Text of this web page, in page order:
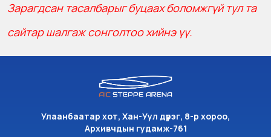
Зарагдсан тасалбарыг буцаах боломжгүй тул та
сайтар шалгаж сонголтоо хийнэ үү.
Улаанбаатар хот, Хан-Уул дүүрэг, 8-р хороо,
Архивчдын гудамж-761